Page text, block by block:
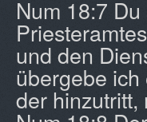
Num 18:7
und den
übergebe
der hinzutritt,